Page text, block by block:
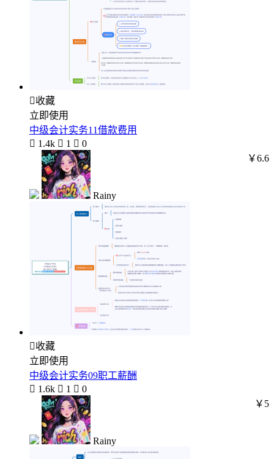
收藏
立即使用
中级会计实务11借款费用
 1.4k  1  0
Rainy
￥6.6
收藏
立即使用
中级会计实务09职工薪酬
 1.6k  1  0
Rainy
￥5